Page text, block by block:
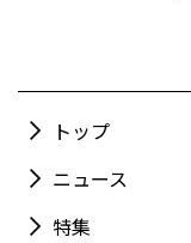
トップ
ニュース
特集